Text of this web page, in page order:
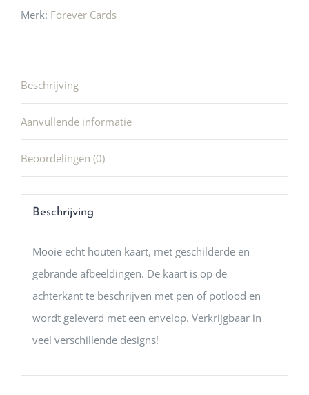
Merk: Forever Cards
Beschrijving
Aanvullende informatie
Beoordelingen (0)
Beschrijving
Mooie echt houten kaart, met geschilderde en
gebrande afbeeldingen. De kaart is op de
achterkant te beschrijven met pen of potlood en
wordt geleverd met een envelop. Verkrijgbaar in
veel verschillende designs!